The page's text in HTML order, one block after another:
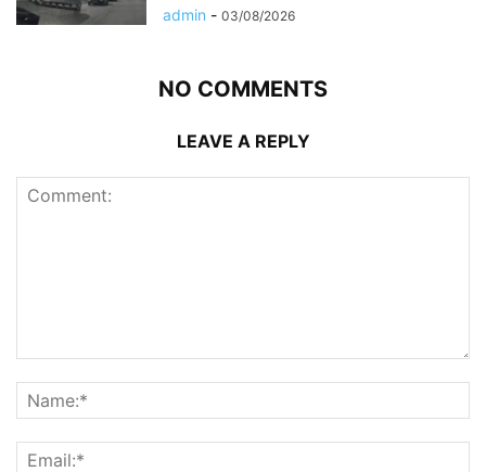
admin - 03/08/2026
NO COMMENTS
LEAVE A REPLY